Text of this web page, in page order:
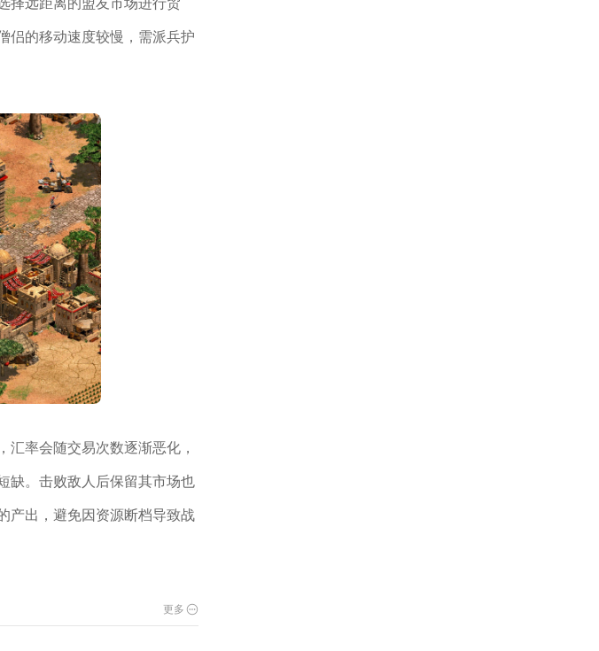
侣的移动速度较慢，需派兵护
率会随交易次数逐渐恶化，
缺。击败敌人后保留其市场也
产出，避免因资源断档导致战
更多